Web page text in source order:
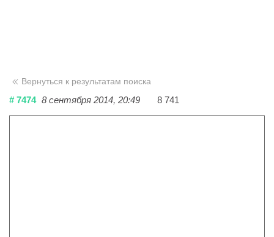
Вернуться к результатам поиска
# 7474 8 сентября 2014, 20:49 8 741